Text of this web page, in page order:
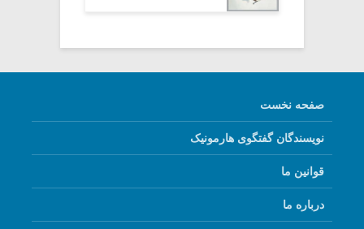
صفحه نخست
نویسندگان گفتگوی هارمونیک
قوانین ما
درباره ما